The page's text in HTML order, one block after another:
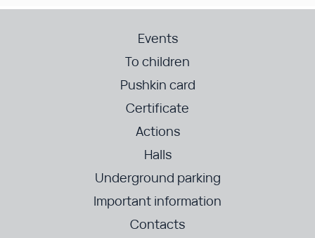
Events
To children
Pushkin card
Certificate
Actions
Halls
Underground parking
Important information
Contacts